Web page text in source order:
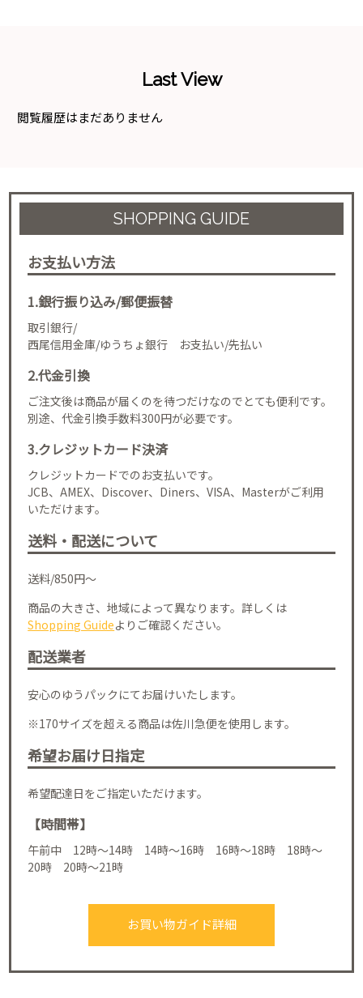
Last View
閲覧履歴はまだありません
SHOPPING GUIDE
お支払い方法
1.銀行振り込み/郵便振替
取引銀行/
西尾信用金庫/ゆうちょ銀行 お支払い/先払い
2.代金引換
ご注文後は商品が届くのを待つだけなのでとても便利です。
別途、代金引換手数料300円が必要です。
3.クレジットカード決済
クレジットカードでのお支払いです。
JCB、AMEX、Discover、Diners、VISA、Masterがご利用
いただけます。
送料・配送について
送料/850円～
商品の大きさ、地域によって異なります。詳しくは
Shopping Guideよりご確認ください。
配送業者
安心のゆうパックにてお届けいたします。
※170サイズを超える商品は佐川急便を使用します。
希望お届け日指定
希望配達日をご指定いただけます。
【時間帯】
午前中 12時～14時 14時～16時 16時～18時 18時～
20時 20時～21時
お買い物ガイド詳細